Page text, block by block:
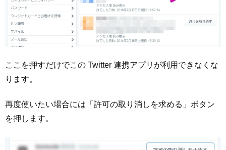
ここを押すだけでこの Twitter 連携アプリが利用できなくな
ります。
再度使いたい場合には「許可の取り消しを求める」ボタン
を押します。